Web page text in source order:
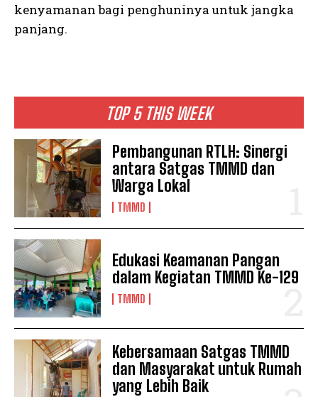
TOP 5 THIS WEEK
Pembangunan RTLH: Sinergi
antara Satgas TMMD dan
Warga Lokal
TMMD
Edukasi Keamanan Pangan
dalam Kegiatan TMMD Ke-129
TMMD
Kebersamaan Satgas TMMD
dan Masyarakat untuk Rumah
yang Lebih Baik
kenyamanan bagi penghuninya untuk jangka
panjang.